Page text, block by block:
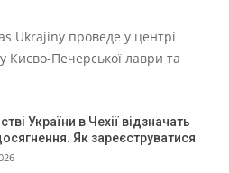
Ukrajiny проведе у центрі
Києво-Печерської лаври та
України в Чехії відзначать
Як зареєструватися